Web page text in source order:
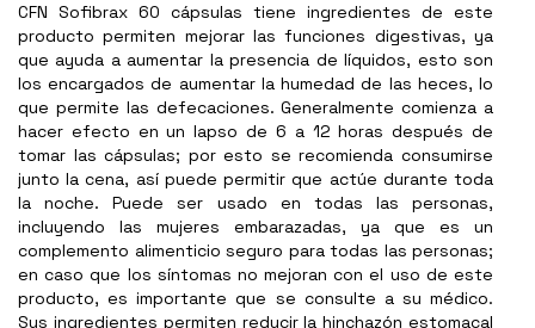
CFN Sofibrax 60 cápsulas tiene ingredientes de este
producto permiten mejorar las funciones digestivas, ya
que ayuda a aumentar la presencia de líquidos, esto son
los encargados de aumentar la humedad de las heces, lo
que permite las defecaciones. Generalmente comienza a
hacer efecto en un lapso de 6 a 12 horas después de
tomar las cápsulas; por esto se recomienda consumirse
junto la cena, así puede permitir que actúe durante toda
la noche. Puede ser usado en todas las personas,
incluyendo las mujeres embarazadas, ya que es un
complemento alimenticio seguro para todas las personas;
en caso que los síntomas no mejoran con el uso de este
producto, es importante que se consulte a su médico.
Sus ingredientes permiten reducir la hinchazón estomacal